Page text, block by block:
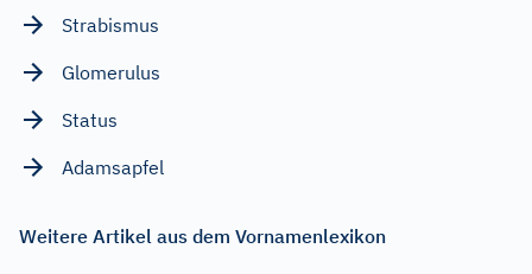
Strabismus
Glomerulus
Status
Adamsapfel
Weitere Artikel aus dem Vornamenlexikon